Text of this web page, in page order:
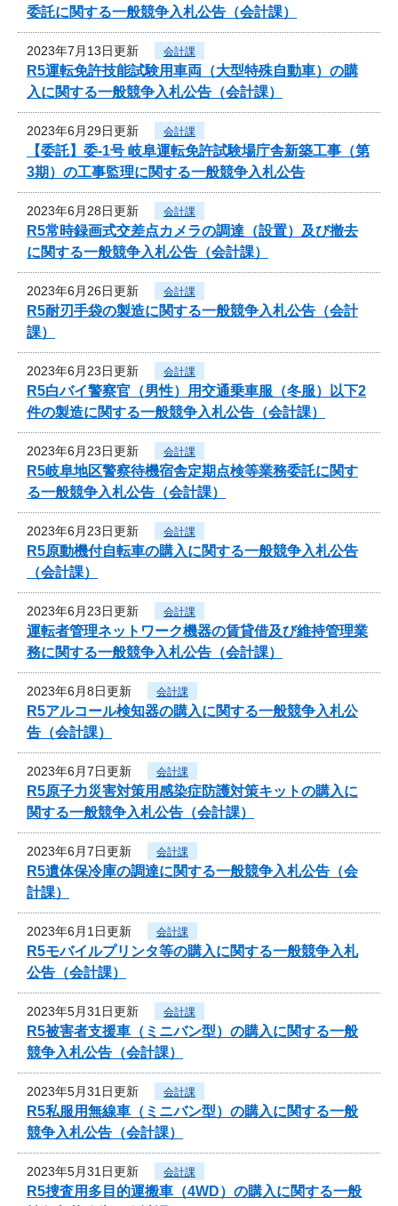
委託に関する一般競争入札公告（会計課）
2023年7月13日更新 会計課
R5運転免許技能試験用車両（大型特殊自動車）の購
入に関する一般競争入札公告（会計課）
2023年6月29日更新 会計課
【委託】委-1号 岐阜運転免許試験場庁舎新築工事（第
3期）の工事監理に関する一般競争入札公告
2023年6月28日更新 会計課
R5常時録画式交差点カメラの調達（設置）及び撤去
に関する一般競争入札公告（会計課）
2023年6月26日更新 会計課
R5耐刃手袋の製造に関する一般競争入札公告（会計
課）
2023年6月23日更新 会計課
R5白バイ警察官（男性）用交通乗車服（冬服）以下2
件の製造に関する一般競争入札公告（会計課）
2023年6月23日更新 会計課
R5岐阜地区警察待機宿舎定期点検等業務委託に関す
る一般競争入札公告（会計課）
2023年6月23日更新 会計課
R5原動機付自転車の購入に関する一般競争入札公告
（会計課）
2023年6月23日更新 会計課
運転者管理ネットワーク機器の賃貸借及び維持管理業
務に関する一般競争入札公告（会計課）
2023年6月8日更新 会計課
R5アルコール検知器の購入に関する一般競争入札公
告（会計課）
2023年6月7日更新 会計課
R5原子力災害対策用感染症防護対策キットの購入に
関する一般競争入札公告（会計課）
2023年6月7日更新 会計課
R5遺体保冷庫の調達に関する一般競争入札公告（会
計課）
2023年6月1日更新 会計課
R5モバイルプリンタ等の購入に関する一般競争入札
公告（会計課）
2023年5月31日更新 会計課
R5被害者支援車（ミニバン型）の購入に関する一般
競争入札公告（会計課）
2023年5月31日更新 会計課
R5私服用無線車（ミニバン型）の購入に関する一般
競争入札公告（会計課）
2023年5月31日更新 会計課
R5捜査用多目的運搬車（4WD）の購入に関する一般